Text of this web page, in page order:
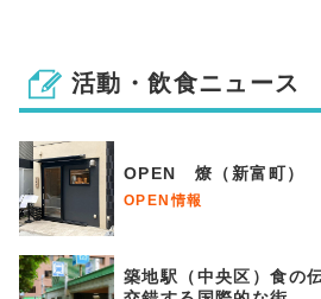
活動・飲食ニュース
OPEN 燎（新富町）
OPEN情報
築地駅（中央区）食の